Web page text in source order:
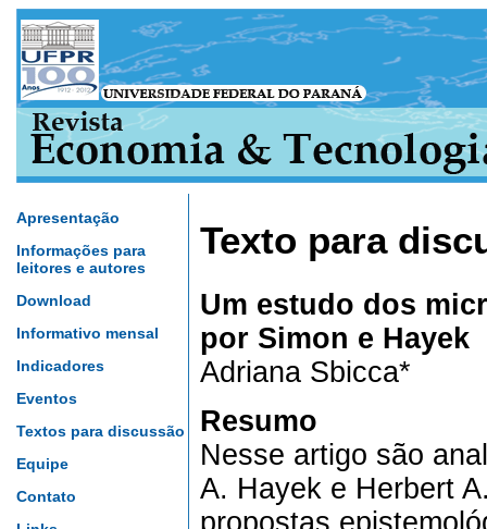
Apresentação
Informações para
leitores e autores
Download
Informativo mensal
Indicadores
Eventos
Textos para discussão
Equipe
Contato
Texto para
Um estudo dos
por Simon e Hayek
Adriana Sbicca*
Resumo
Nesse artigo são
A. Hayek e Herbert
propostas